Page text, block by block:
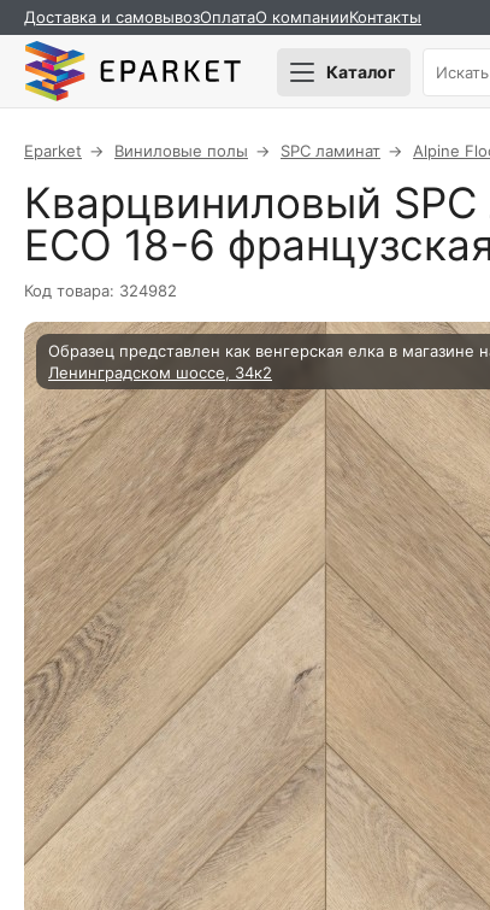
Доставка и самовывозОплатаО компанииКонтакты
Каталог
Eparket Виниловые полы SPC ламинат Alpine
Кварцвиниловый
ECO 18-6
Код товара: 324982
Образец представлен как венгерская елка в магазине
Ленинградском шоссе, 34к2